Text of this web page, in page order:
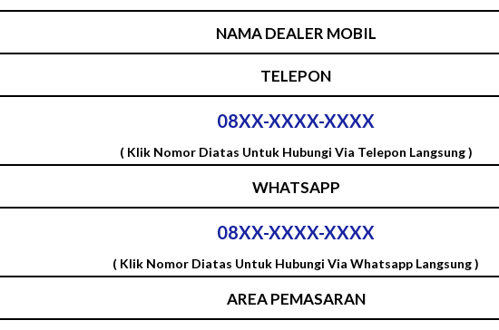
NAMA DEALER MOBIL
TELEPON
08XX-XXXX-XXXX
( Klik Nomor Diatas Untuk Hubungi Via Telepon Langsung )
WHATSAPP
08XX-XXXX-XXXX
( Klik Nomor Diatas Untuk Hubungi Via Whatsapp Langsung )
AREA PEMASARAN